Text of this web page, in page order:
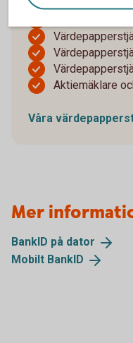
Aktiemäklare
Våra
Mer
BankID på dator
Mobilt BankID